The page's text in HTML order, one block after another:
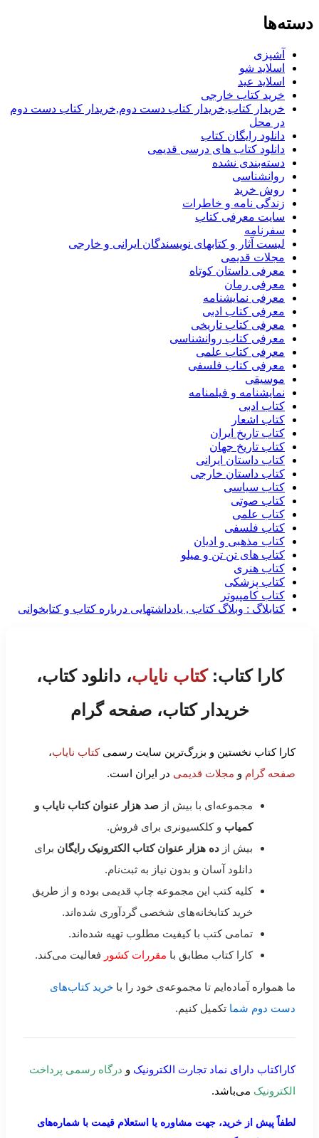
دسته‌ها
آشپزی
اسلاید شو
اسلاید عید
خرید کتاب خارجی
خریدار کتاب,خریدار کتاب دست دوم,خریدار کتاب دست دوم
در محل
دانلود رایگان کتاب
دانلود کتاب های درسی قدیمی
دسته‌بندی نشده
روانشناسی
روش خرید
زندگی نامه و خاطرات
سایت معرفی کتاب
سفرنامه
لیست آثار و کتابهای نویسندگان ایرانی و خارجی
مجلات قدیمی
معرفی داستان کوتاه
معرفی رمان
معرفی نمایشنامه
معرفی کتاب ادبی
معرفی کتاب تاریخی
معرفی کتاب روانشناسی
معرفی کتاب علمی
معرفی کتاب فلسفی
موسیقی
نمایشنامه و فیلمنامه
کتاب ادبی
کتاب اشعار
کتاب تاریخ ایران
کتاب تاریخ جهان
کتاب داستان ایرانی
کتاب داستان خارجی
کتاب سیاسی
کتاب صوتی
کتاب علمی
کتاب فلسفی
کتاب مذهبی و ادیان
کتاب های تن تن و میلو
کتاب هنری
کتاب پزشکی
کتاب کامپیوتر
کتابلاگ : وبلاگ کتاب , یادداشتهایی درباره کتاب و کتابخوانی
کارا کتاب:کتاب نایاب، دانلود کتاب،
خریدار کتاب، صفحه گرام
کارا کتاب نخستین و بزرگ‌ترین سایت رسمیکتاب نایاب،
صفحه گرام و مجلات قدیمی در ایران است.
مجموعه‌ای با بیش از صد هزار عنوان کتاب نایاب و
کمیاب و کلکسیونری برای فروش.
بیش از ده هزار عنوان کتاب الکترونیک رایگان برای
دانلود آسان و بدون نیاز به ثبت‌نام.
کلیه کتب این مجموعه چاپ قدیمی بوده و از طریق
خرید کتابخانه‌های شخصی گردآوری شده‌اند.
تمامی کتب با کیفیت مطلوب تهیه شده‌اند.
کارا کتاب مطابق با مقررات کشور فعالیت می‌کند.
ما همواره آماده‌ایم تا مجموعه‌ی خود را با خرید کتاب‌های
دست دوم شما تکمیل کنیم.
کاراکتاب دارای نماد تجارت الکترونیک و درگاه رسمی پرداخت
الکترونیک می‌باشد.
لطفاً پیش از خرید، جهت مشاوره یا استعلام قیمت با شماره‌های